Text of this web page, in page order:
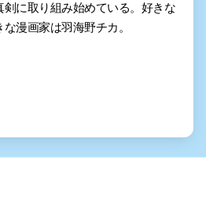
剣に取り組み始めている。好きな
漫画家は羽海野チカ。